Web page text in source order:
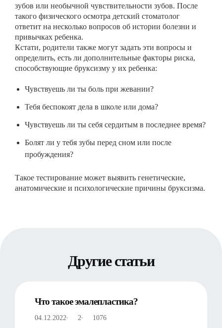
зубов или необычной чувствительности зубов. После
такого физического осмотра детский стоматолог
ответит на несколько вопросов об истории болезни и
привычках ребенка.
Кстати, родители также могут задать эти вопросы и
определить, есть ли дополнительные факторы риска,
способствующие бруксизму у их ребенка:
Чувствуешь ли ты боль при жевании?
Тебя беспокоят дела в школе или дома?
Чувствуешь ли ты себя сердитым в последнее время?
Болят ли у тебя зубы перед сном или после
пробуждения?
Такое тестирование может выявить генетические,
анатомические и психологические причины бруксизма.
Другие статьи
Что такое эмалепластика?
04.12.2022 2 1076